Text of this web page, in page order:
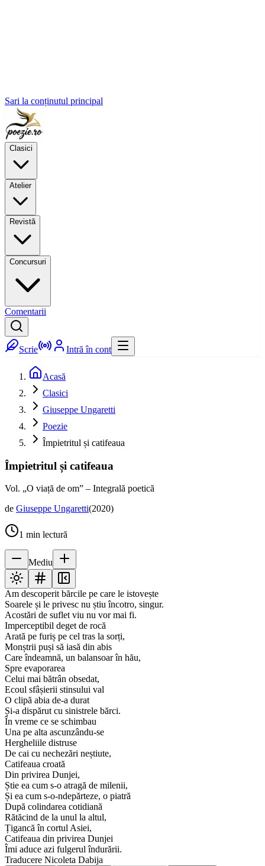
Sari la conținutul principal
Clasici
Atelier
Revistă
Concursuri
Comentarii
Scrie Intră în cont
Acasă
Clasici
Giuseppe Ungaretti
Poezie
Împietritul și catifeaua
Împietritul și catifeaua
Vol. „O viață de om” – Integrală poetică
de Giuseppe Ungaretti(2020)
1 min lectură
Mediu
Am descoperit bărcile pe care le istovește
Soarele și le privesc nu știu încotro, singur.
Acostări de suflet viu nu vor mai fi.
Imperceptibil deget de rocă
Arată pe furiș pe cel tras la sorți,
Monștrii puși să iasă din abis
Care îndeamnă, un balansoar în hău,
Spre evaporarea
Celui mai bătrân obsedat,
Ecoul sfâșierii stinsului val
O clipă abia de-a durat
Și-a dispărut cu sinistrele bărci.
În vreme ce se schimbau
Una pe alta ascunzându-se
Hergheliile distruse
De cai cu nechezări neștiute,
Catifeaua croată
Din privirea Dunjei,
Știe ea cum s-o atragă de milenii,
Și ea cum s-o-ndepărteze, o piatră
După colindarea cotidiană
Rătăcind de la unul la altul,
Țigancă în cortul Asiei,
Catifeaua din privirea Dunjei
Îmi aduce azi fulgerul îndurării.
Traducere Nicoleta Dabija